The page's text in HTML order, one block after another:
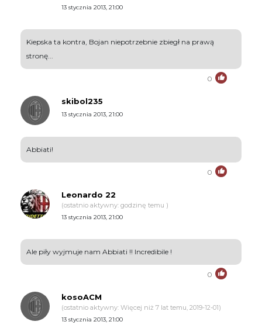
13 stycznia 2013, 21:00
Kiepska ta kontra, Bojan niepotrzebnie zbiegł na prawą
stronę...
0
skibol235
13 stycznia 2013, 21:00
Abbiati!
0
Leonardo 22
(ostatnio aktywny: godzinę temu )
13 stycznia 2013, 21:00
Ale piły wyjmuje nam Abbiati !! Incredibile !
0
kosoACM
(ostatnio aktywny: Więcej niż 7 lat temu, 2019-12-01)
13 stycznia 2013, 21:00